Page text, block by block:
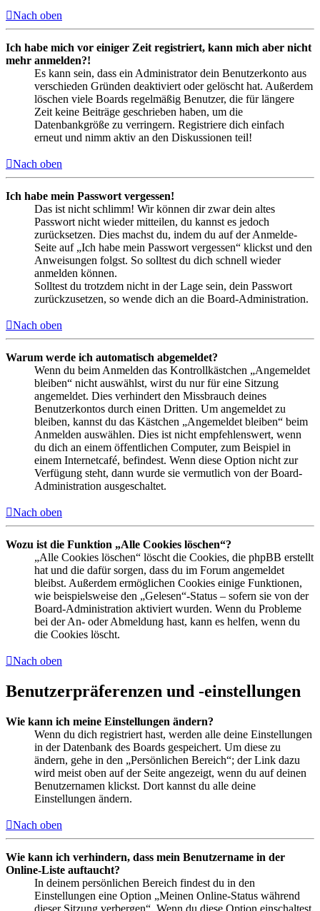
Nach oben
Ich habe mich vor einiger Zeit registriert, kann mich aber nicht
mehr anmelden?!
Es kann sein, dass ein Administrator dein Benutzerkonto aus
verschieden Gründen deaktiviert oder gelöscht hat. Außerdem
löschen viele Boards regelmäßig Benutzer, die für längere
Zeit keine Beiträge geschrieben haben, um die
Datenbankgröße zu verringern. Registriere dich einfach
erneut und nimm aktiv an den Diskussionen teil!
Nach oben
Ich habe mein Passwort vergessen!
Das ist nicht schlimm! Wir können dir zwar dein altes
Passwort nicht wieder mitteilen, du kannst es jedoch
zurücksetzen. Dies machst du, indem du auf der Anmelde-
Seite auf „Ich habe mein Passwort vergessen“ klickst und den
Anweisungen folgst. So solltest du dich schnell wieder
anmelden können.
Solltest du trotzdem nicht in der Lage sein, dein Passwort
zurückzusetzen, so wende dich an die Board-Administration.
Nach oben
Warum werde ich automatisch abgemeldet?
Wenn du beim Anmelden das Kontrollkästchen „Angemeldet
bleiben“ nicht auswählst, wirst du nur für eine Sitzung
angemeldet. Dies verhindert den Missbrauch deines
Benutzerkontos durch einen Dritten. Um angemeldet zu
bleiben, kannst du das Kästchen „Angemeldet bleiben“ beim
Anmelden auswählen. Dies ist nicht empfehlenswert, wenn
du dich an einem öffentlichen Computer, zum Beispiel in
einem Internetcafé, befindest. Wenn diese Option nicht zur
Verfügung steht, dann wurde sie vermutlich von der Board-
Administration ausgeschaltet.
Nach oben
Wozu ist die Funktion „Alle Cookies löschen“?
„Alle Cookies löschen“ löscht die Cookies, die phpBB erstellt
hat und die dafür sorgen, dass du im Forum angemeldet
bleibst. Außerdem ermöglichen Cookies einige Funktionen,
wie beispielsweise den „Gelesen“-Status – sofern sie von der
Board-Administration aktiviert wurden. Wenn du Probleme
bei der An- oder Abmeldung hast, kann es helfen, wenn du
die Cookies löscht.
Nach oben
Benutzerpräferenzen und -einstellungen
Wie kann ich meine Einstellungen ändern?
Wenn du dich registriert hast, werden alle deine Einstellungen
in der Datenbank des Boards gespeichert. Um diese zu
ändern, gehe in den „Persönlichen Bereich“; der Link dazu
wird meist oben auf der Seite angezeigt, wenn du auf deinen
Benutzernamen klickst. Dort kannst du alle deine
Einstellungen ändern.
Nach oben
Wie kann ich verhindern, dass mein Benutzername in der
Online-Liste auftaucht?
In deinem persönlichen Bereich findest du in den
Einstellungen eine Option „Meinen Online-Status während